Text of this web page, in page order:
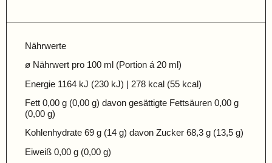
Nährwerte
ø Nährwert pro 100 ml (Portion á 20 ml)
Energie 1164 kJ (230 kJ) | 278 kcal (55 kcal)
Fett 0,00 g (0,00 g) davon gesättigte Fettsäuren 0,00 g
(0,00 g)
Kohlenhydrate 69 g (14 g) davon Zucker 68,3 g (13,5 g)
Eiweiß 0,00 g (0,00 g)